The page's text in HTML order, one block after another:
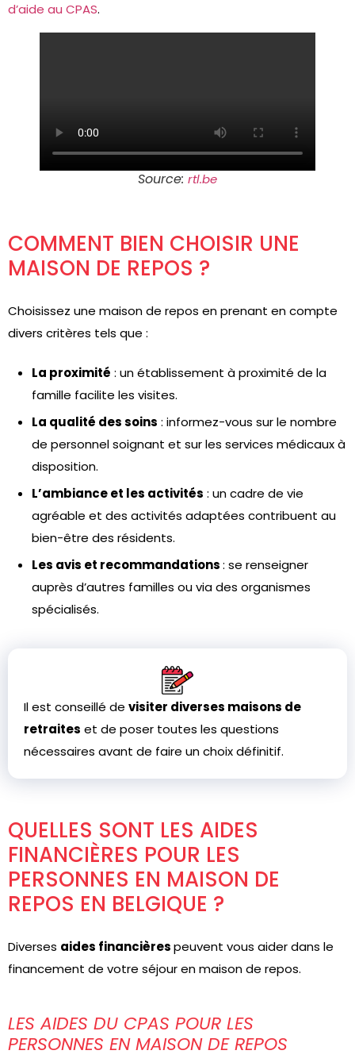
d’aide au CPAS.
Source: rtl.be
COMMENT BIEN CHOISIR UNE
MAISON DE REPOS ?
Choisissez une maison de repos en prenant en compte
divers critères tels que :
La proximité : un établissement à proximité de la
famille facilite les visites.
La qualité des soins : informez-vous sur le nombre
de personnel soignant et sur les services médicaux à
disposition.
L’ambiance et les activités : un cadre de vie
agréable et des activités adaptées contribuent au
bien-être des résidents.
Les avis et recommandations: se renseigner
auprès d’autres familles ou via des organismes
spécialisés.
Il est conseillé de visiter diverses maisons de
retraites et de poser toutes les questions
nécessaires avant de faire un choix définitif.
QUELLES SONT LES AIDES
FINANCIÈRES POUR LES
PERSONNES EN MAISON DE
REPOS EN BELGIQUE ?
Diverses aides financièrespeuvent vous aider dans le
financement de votre séjour en maison de repos.
LES AIDES DU CPAS POUR LES
PERSONNES EN MAISON DE REPOS